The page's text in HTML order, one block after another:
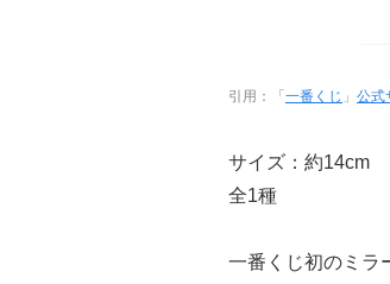
引用：「 一番くじ 」 公式
サイズ：約14cm
全1種
一番くじ初のミラ